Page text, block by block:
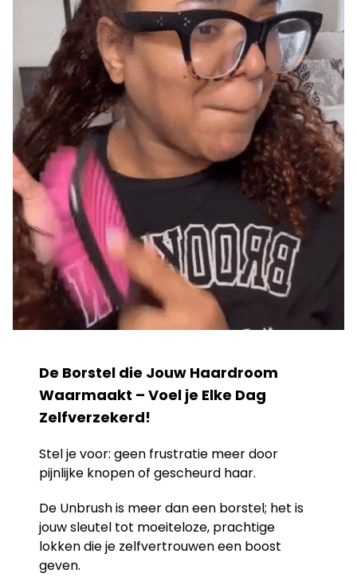
De Borstel die Jouw Haardroom
Waarmaakt – Voel je Elke Dag
Zelfverzekerd!
Stel je voor: geen frustratie meer door
pijnlijke knopen of gescheurd haar.
De Unbrush is meer dan een borstel; het is
jouw sleutel tot moeiteloze, prachtige
lokken die je zelfvertrouwen een boost
geven.